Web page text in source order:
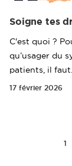
Soigne tes
C'est quoi ?
qu’usager du
patients, il faut…
17 février 2026
1